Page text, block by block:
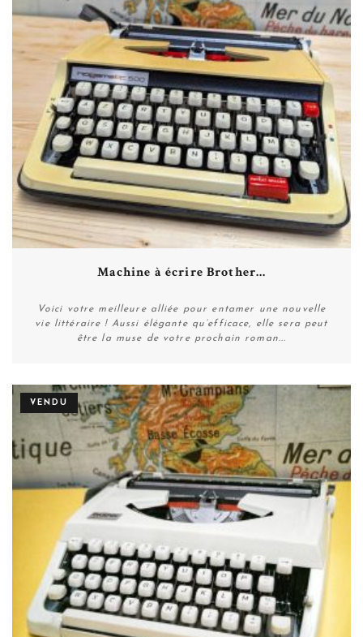
Plus de détails
Machine à écrire Brother...
Voici votre meilleure alliée pour entamer une nouvelle
vie littéraire ! Aussi élégante qu’efficace, elle sera peut
être la muse de votre prochain roman...
VENDU